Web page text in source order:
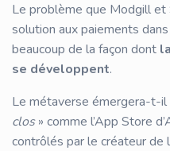
Le problème que Modgill et
solution aux paiements
beaucoup de la façon dont
se développent.
Le métaverse émergera-t-il
clos» comme l’App Store
contrôlés par le créateur